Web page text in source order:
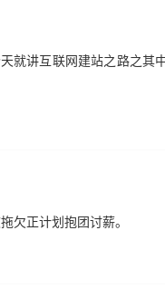
就讲互联网建站之路之其
欠正计划抱团讨薪。